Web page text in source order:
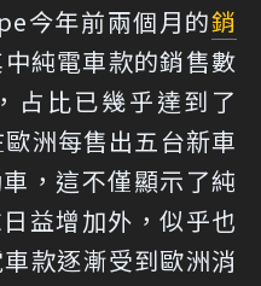
今年前兩個月的銷
純電車款的銷售數
占比已幾乎達到了
洲每售出五台新車
，這不僅顯示了純
益增加外，似乎也
款逐漸受到歐洲消